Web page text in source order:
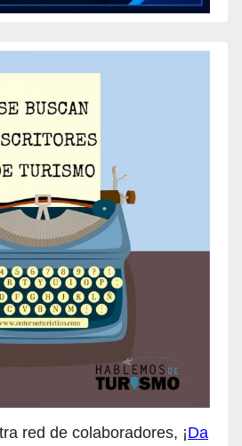
red de colaboradores, ¡Da